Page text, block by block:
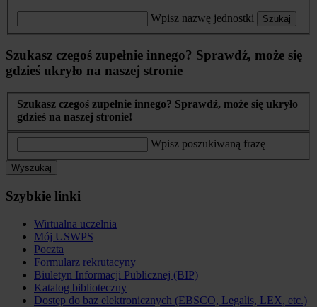
Wpisz nazwę jednostki Szukaj
Szukasz czegoś zupełnie innego? Sprawdź, może się
gdzieś ukryło na naszej stronie
Szukasz czegoś zupełnie innego? Sprawdź, może się ukryło
gdzieś na naszej stronie!
Wpisz poszukiwaną frazę
Wyszukaj
Szybkie linki
Wirtualna uczelnia
Mój USWPS
Poczta
Formularz rekrutacyny
Biuletyn Informacji Publicznej (BIP)
Katalog biblioteczny
Dostęp do baz elektronicznych (EBSCO, Legalis, LEX, etc.)